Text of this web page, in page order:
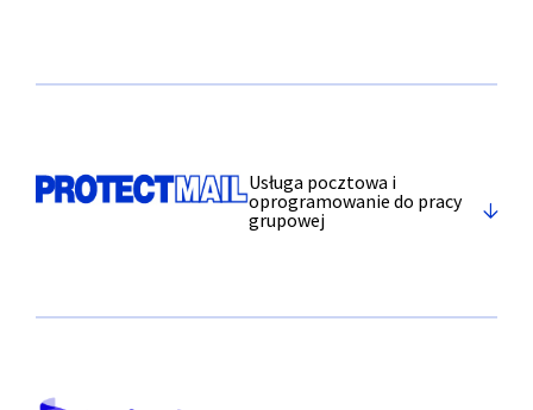
Usługa pocztowa i
oprogramowanie do pracy
grupowej